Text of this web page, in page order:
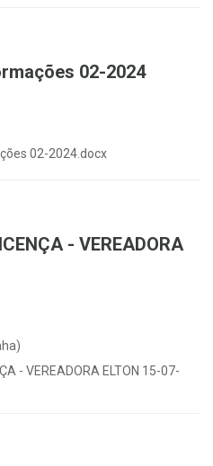
02-2024
02-2024.docx
- VEREADORA
- VEREADORA ELTON 15-07-